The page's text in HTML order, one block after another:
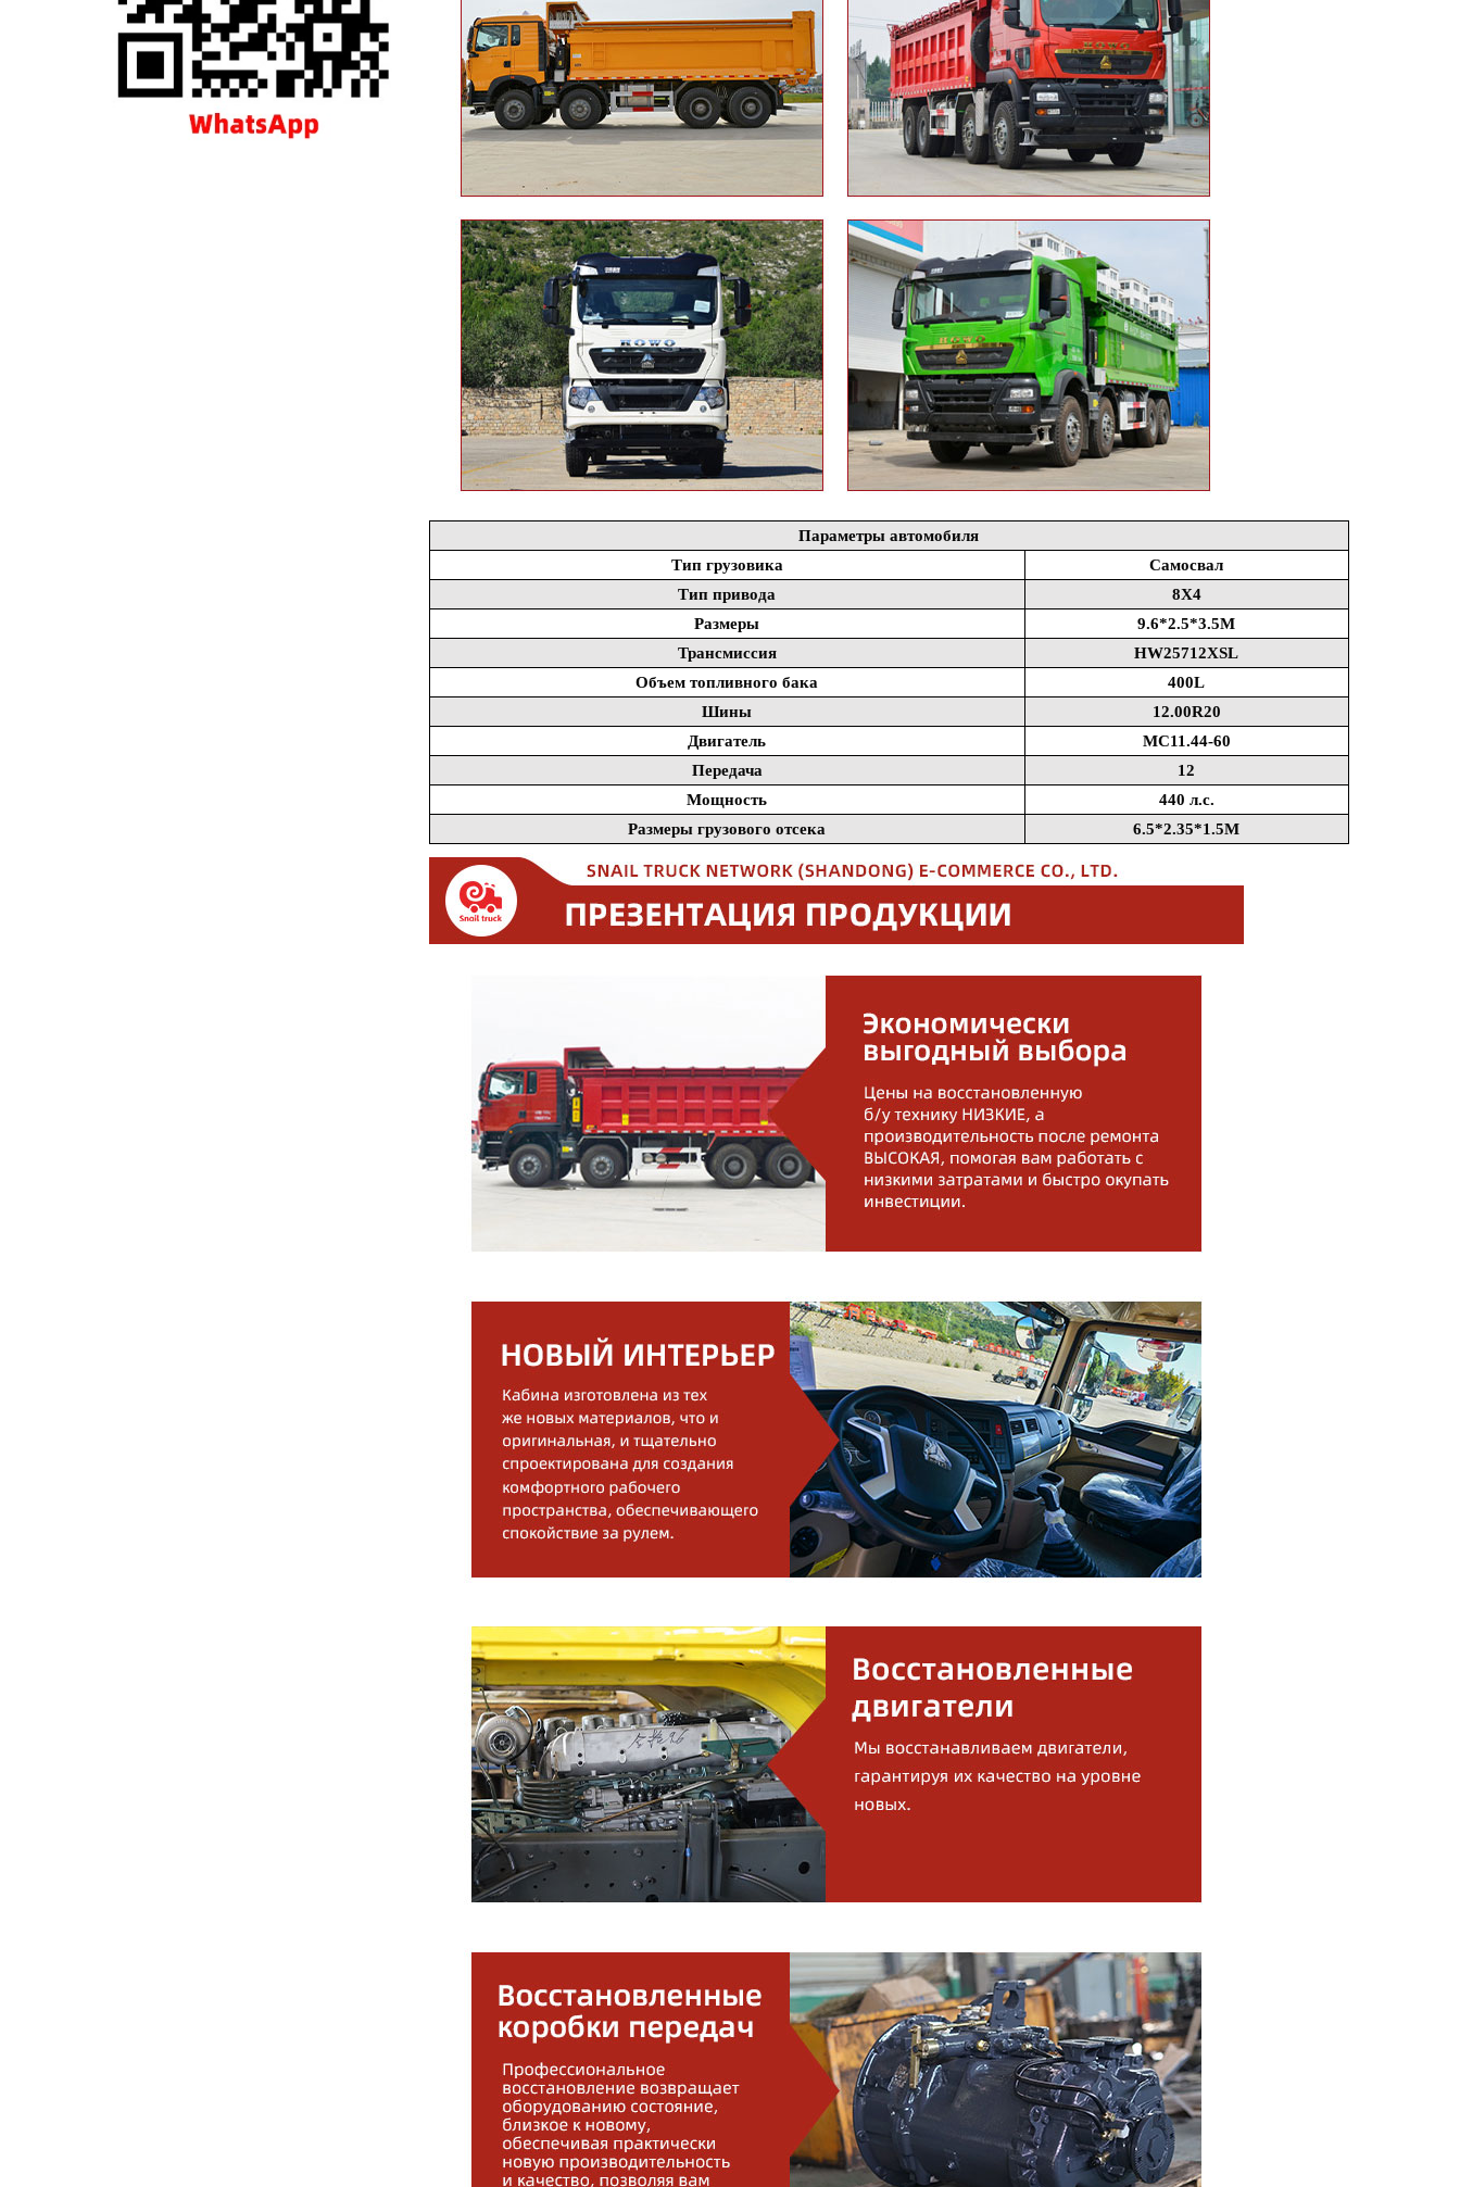
Параметры автомобиля
Тип грузовика
Самосвал
Тип привода
8X4
Размеры
9.6*2.5*3.5M
Трансмиссия
HW25712XSL
Объем топливного бака
400L
Шины
12.00R20
Двигатель
MC11.44-60
Передача
12
Мощность
440 л.с.
Размеры грузового отсека
6.5*2.35*1.5M